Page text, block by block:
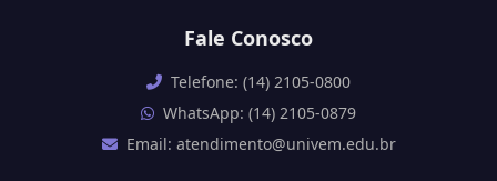
Fale Conosco
Telefone: (14) 2105-0800
WhatsApp: (14) 2105-0879
Email: atendimento@univem.edu.br